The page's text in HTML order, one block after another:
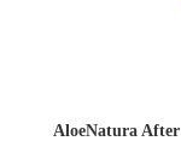
AloeNatura